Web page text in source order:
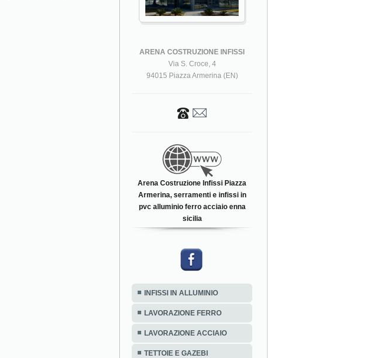
ARENA COSTRUZIONE INFISSI
Via S. Croce, 4
94015 Piazza Armerina (EN)
Arena Costruzione Infissi Piazza
Armerina, serramenti e infissi in
pvc alluminio ferro acciaio enna
sicilia
INFISSI IN ALLUMINIO
LAVORAZIONE FERRO
LAVORAZIONE ACCIAIO
TETTOIE E GAZEBI